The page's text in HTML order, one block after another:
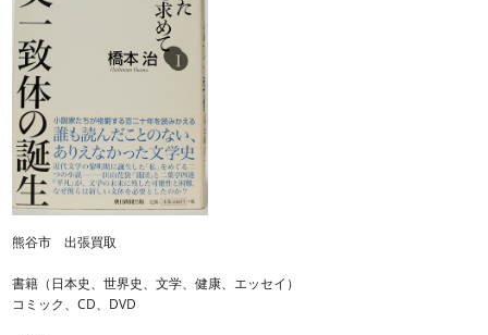
熊谷市 出張買取
書籍（日本史、世界史、文学、健康、エッセイ）
コミック、CD、DVD